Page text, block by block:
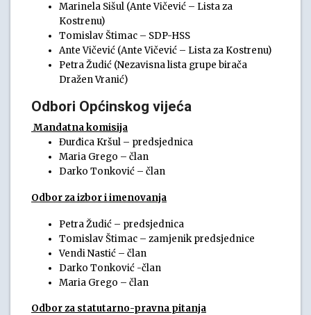
Marinela Sišul (Ante Vičević – Lista za
Kostrenu)
Tomislav Štimac – SDP-HSS
Ante Vičević (Ante Vičević – Lista za Kostrenu)
Petra Žudić (Nezavisna lista grupe birača
Dražen Vranić)
Odbori Općinskog vijeća
Mandatna komisija
Đurđica Kršul – predsjednica
Maria Grego – član
Darko Tonković – član
Odbor za izbor i imenovanja
Petra Žudić – predsjednica
Tomislav Štimac – zamjenik predsjednice
Vendi Nastić – član
Darko Tonković -član
Maria Grego – član
Odbor za statutarno-pravna pitanja